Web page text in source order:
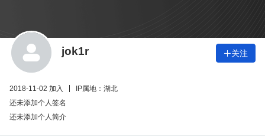
jok1r 关注
2018-11-02 加入
IP属地：湖北
还未添加个人签名
还未添加个人简介